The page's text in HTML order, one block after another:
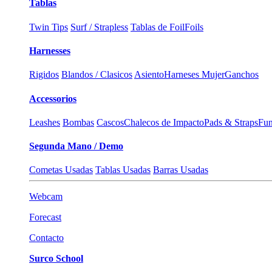
Tablas
Twin Tips Surf / Strapless Tablas de FoilFoils
Harnesses
Rigidos Blandos / Clasicos AsientoHarneses MujerGanchos
Accessorios
Leashes Bombas CascosChalecos de ImpactoPads & Straps
Segunda Mano / Demo
Cometas Usadas Tablas Usadas Barras Usadas
Webcam
Forecast
Contacto
Surco School